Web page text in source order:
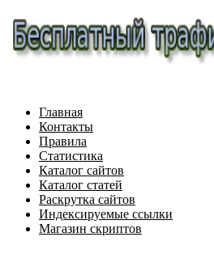
Главная
Контакты
Правила
Статистика
Каталог сайтов
Каталог статей
Раскрутка сайтов
Индексируемые ссылки
Магазин скриптов